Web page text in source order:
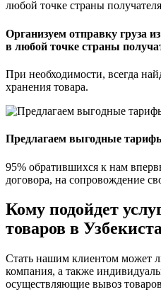
Организуем отправку груза
в любой точке страны
При необходимости, всегда
хранения товара.
Предлагаем выгодные
95% обратившихся к нам
договора, на сопровождение
Кому подойдет
товаров в
Стать нашим клиентом может
компания, а также
осуществляющие вывоз